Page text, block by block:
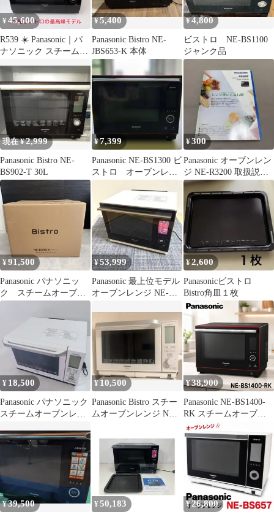
¥45,600
R539 ☀️ Panasonic｜パ
ナソニック スチームオ
ストロ) NE-
CBS2700（30L）⭐ 動作
確認済 ⭐ クリーニング
済
¥5,400
Panasonic Bistro NE-
JBS653-K 本体
¥4,800
ビストロ NE-BS1100
ジャンク品
現在 ¥2,999
Panasonic Bistro NE-
BS902-T 30L
¥7,399
Panasonic NE-BS1300 ビ
ストロ オーブンレン
ジ ジャンク品
¥300
Panasonic オーブンレン
ジ NE-R3200 取扱説明
書【即購入OK】
¥91,500
Panasonic パナソニッ
ク スチームオーブン
レンジ NE-BS9D-K
¥53,999
Panasonic 最上位モデル
オーブンレンジ NE-
¥2,600
Panasonicビストロ
Bistro角皿１枚
¥ 18,500
Panasonic パナソニック
スチームオーブンレン
BS601-W 2015年製 高性
能スチームオーブンレ
ンジ グリル皿付き
¥10,500
Panasonic Bistro スチー
ムオーブンレンジ NE-
¥38,900
Panasonic NE-BS1400-
RK スチームオーブン
レンジ ビストロ 30L
#27030-0702-1 電子レン
ジ 過熱水蒸気 スチーム
オーブン 1000W ブラッ
ク
¥39,500 ¥ 50,183 ¥26,800